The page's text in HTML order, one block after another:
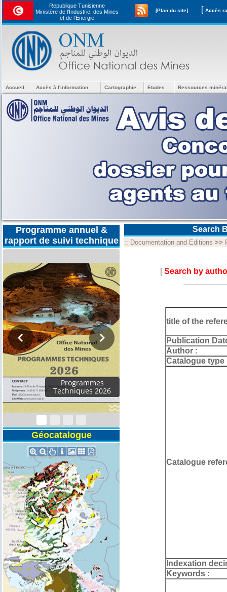
Republique Tunisienne
Ministère de l'Industrie, des Mines
et de l’Energie
[Plan du site] [
Accueil Accès à l'information Cartographie Etudes Ressources
Programme annuel &
rapport de suivi technique
Programmes
Techniques 2026
Géocatalogue
Search
:: Documentation and Editions >>
[Search by
title of the
Publication
Author :
Catalogue type
Catalogue
Indexation
Keywords :